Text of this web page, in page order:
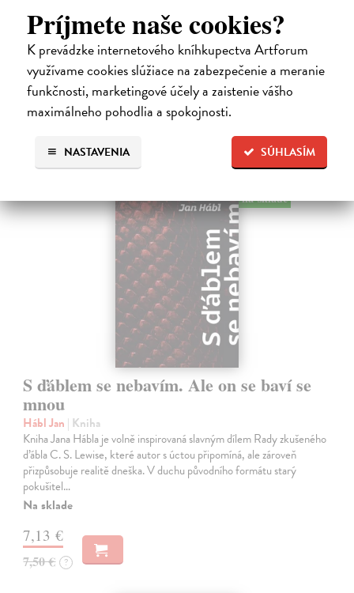
Príjmete naše cookies?
K prevádzke internetového kníhkupectva Artforum
využívame cookies slúžiace na zabezpečenie a meranie
funkčnosti, marketingové účely a zaistenie vášho
maximálneho pohodlia a spokojnosti.
SÚHLASÍM
NASTAVENIA
Pomalost, chronologicky první ze čtyř románů Milana Kundery
napsaných francouzsky, vychází v českém překladu Anny
Kareninové. Vydávání Kunderových románů v českém jazyce se
uzavírá.
Na sklade
14,73 €
na sklade
S ďáblem se nebavím. Ale on se baví se
mnou
Hábl Jan | Kniha
Kniha Jana Hábla je volně inspirovaná slavným dílem Rady zkušeného
ďábla C. S. Lewise, které autor s úctou připomíná, ale zároveň
přizpůsobuje realitě dneška. V duchu původního formátu starý
pokušitel…
Na sklade
7,13 €
7,50 € ?